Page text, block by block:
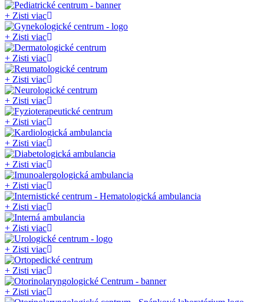
+ Zisti viac
+ Zisti viac
+ Zisti viac
+ Zisti viac
+ Zisti viac
+ Zisti viac
+ Zisti viac
+ Zisti viac
+ Zisti viac
+ Zisti viac
+ Zisti viac
+ Zisti viac
+ Zisti viac
+ Zisti viac